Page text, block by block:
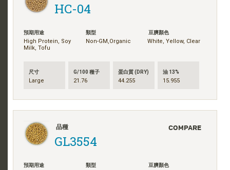
HC-04
預期用途
High Protein, Soy
Milk, Tofu
類型
Non-GM,Organic
豆臍顏色
White, Yellow, Clear
尺寸
Large
G/100 種子
21.76
蛋白質 (DRY)
44.255
油 13%
15.955
品種
GL3554
預期用途 類型 豆臍顏色
COMPARE